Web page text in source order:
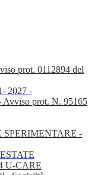
prot. 0112894 del
2027 -
prot. N. 95165
SPERIMENTARE -
U-CARE